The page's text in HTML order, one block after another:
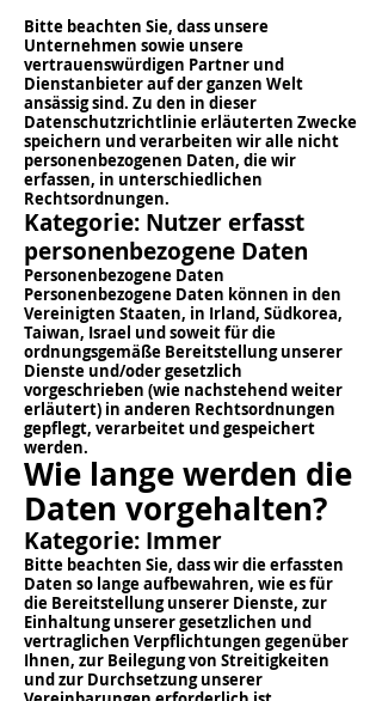
Bitte beachten Sie, dass unsere
Unternehmen sowie unsere
vertrauenswürdigen Partner und
Dienstanbieter auf der ganzen Welt
ansässig sind. Zu den in dieser
Datenschutzrichtlinie erläuterten Zwecke
speichern und verarbeiten wir alle nicht
personenbezogenen Daten, die wir
erfassen, in unterschiedlichen
Rechtsordnungen.
Kategorie: Nutzer erfasst
personenbezogene Daten
Personenbezogene Daten
Personenbezogene Daten können in den
Vereinigten Staaten, in Irland, Südkorea,
Taiwan, Israel und soweit für die
ordnungsgemäße Bereitstellung unserer
Dienste und/oder gesetzlich
vorgeschrieben (wie nachstehend weiter
erläutert) in anderen Rechtsordnungen
gepflegt, verarbeitet und gespeichert
werden.
Wie lange werden die
Daten vorgehalten?
Kategorie: Immer
Bitte beachten Sie, dass wir die erfassten
Daten so lange aufbewahren, wie es für
die Bereitstellung unserer Dienste, zur
Einhaltung unserer gesetzlichen und
vertraglichen Verpflichtungen gegenüber
Ihnen, zur Beilegung von Streitigkeiten
und zur Durchsetzung unserer